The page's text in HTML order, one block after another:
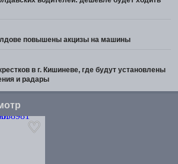
повышены акцизы на машины
в г. Кишиневе, где будут установлены
и радары